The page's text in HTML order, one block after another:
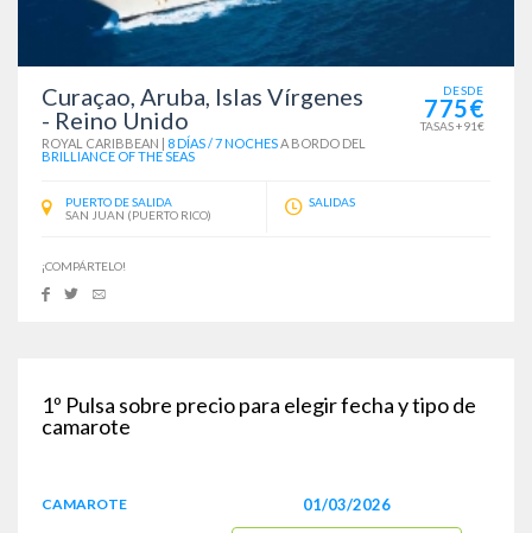
Curaçao, Aruba, Islas Vírgenes
- Reino Unido
ROYAL CARIBBEAN 8 DÍAS / 7 NOCHESA BORDO DEL
BRILLIANCE OF THE SEAS
DESDE
775€
TASAS +91€
PUERTO DE SALIDA
SAN JUAN (PUERTO RICO)
SALIDAS
¡COMPÁRTELO!
1º Pulsa sobre precio para elegir fecha y tipo de
camarote
CAMAROTE 01/03/2026